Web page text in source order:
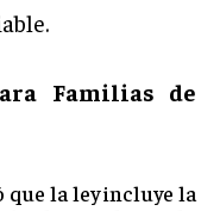
Familias de
la ley incluye la